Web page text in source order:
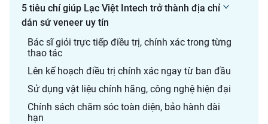
5 tiêu chí giúp Lạc Việt Intech trở thành địa chỉ
dán sứ veneer uy tín
Bác sĩ giỏi trực tiếp điều trị, chính xác trong từng
thao tác
Lên kế hoạch điều trị chính xác ngay từ ban đầu
Sử dụng vật liệu chính hãng, công nghệ hiện đại
Chính sách chăm sóc toàn diện, bảo hành dài
hạn